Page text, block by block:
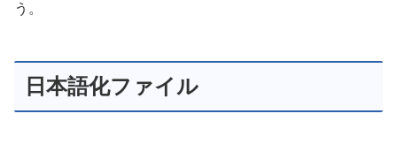
う。
日本語化ファイル